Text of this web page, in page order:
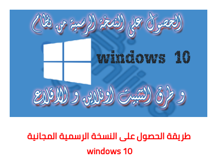
دروس
انترنت
الربح من الانترنت
جوجل
فيسبوك
مقالات
طريقة الحصول على النسخة الرسمية المجانية
windows 10